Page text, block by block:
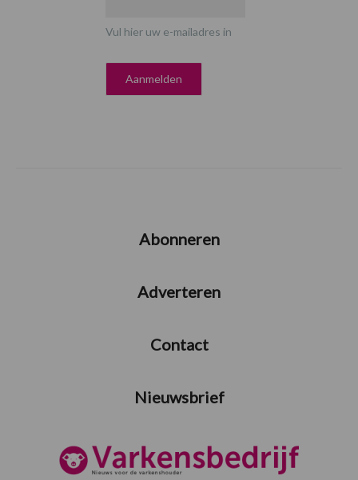
Vul hier uw e-mailadres in
Abonneren
Adverteren
Contact
Nieuwsbrief